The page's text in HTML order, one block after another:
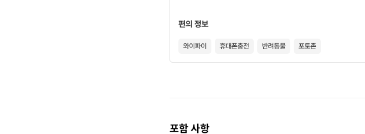
편의 정보
와이파이 휴대폰충전 반려동물 포토존
포함 사항